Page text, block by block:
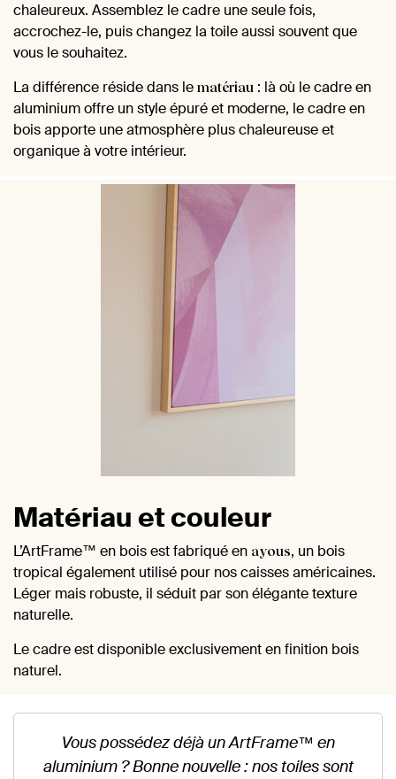
chaleureux. Assemblez le cadre une seule fois,
accrochez-le, puis changez la toile aussi souvent que
vous le souhaitez.
La différence réside dans le matériau : là où le cadre en
aluminium offre un style épuré et moderne, le cadre en
bois apporte une atmosphère plus chaleureuse et
organique à votre intérieur.
Matériau et couleur
L’ArtFrame™ en bois est fabriqué en ayous, un bois
tropical également utilisé pour nos caisses américaines.
Léger mais robuste, il séduit par son élégante texture
naturelle.
Le cadre est disponible exclusivement en finition bois
naturel.
Vous possédez déjà un ArtFrame™ en
aluminium ? Bonne nouvelle : nos toiles sont